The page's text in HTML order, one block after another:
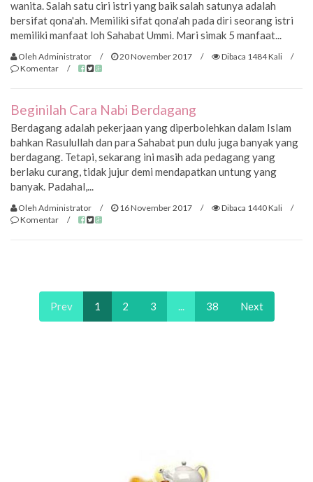
wanita. Salah satu ciri istri yang baik salah satunya adalah
bersifat qona'ah. Memiliki sifat qona'ah pada diri seorang istri
memiliki manfaat loh Sahabat Ummi. Mari simak 5 manfaat...
Oleh Administrator / 20 November 2017 / Dibaca 1484 Kali
/
Komentar
/
Beginilah Cara Nabi Berdagang
Berdagang adalah pekerjaan yang diperbolehkan dalam Islam
bahkan Rasulullah dan para Sahabat pun dulu juga banyak yang
berdagang. Tetapi, sekarang ini masih ada pedagang yang
berlaku curang, tidak jujur demi mendapatkan untung yang
banyak. Padahal,...
Oleh Administrator / 16 November 2017 / Dibaca 1440 Kali
/
Komentar
/
Prev 1 2 3 ... 38 Next